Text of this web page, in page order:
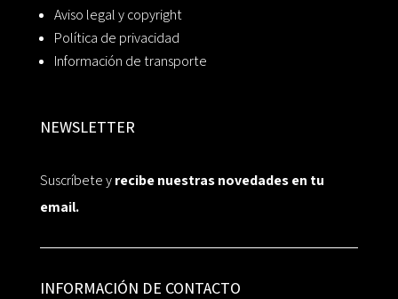
Aviso legal y copyright
Política de privacidad
Información de transporte
NEWSLETTER
Suscríbete yrecibe nuestras novedades en tu
email.
INFORMACIÓN DE CONTACTO